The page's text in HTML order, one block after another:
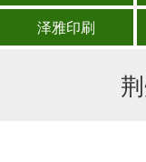
泽雅印刷